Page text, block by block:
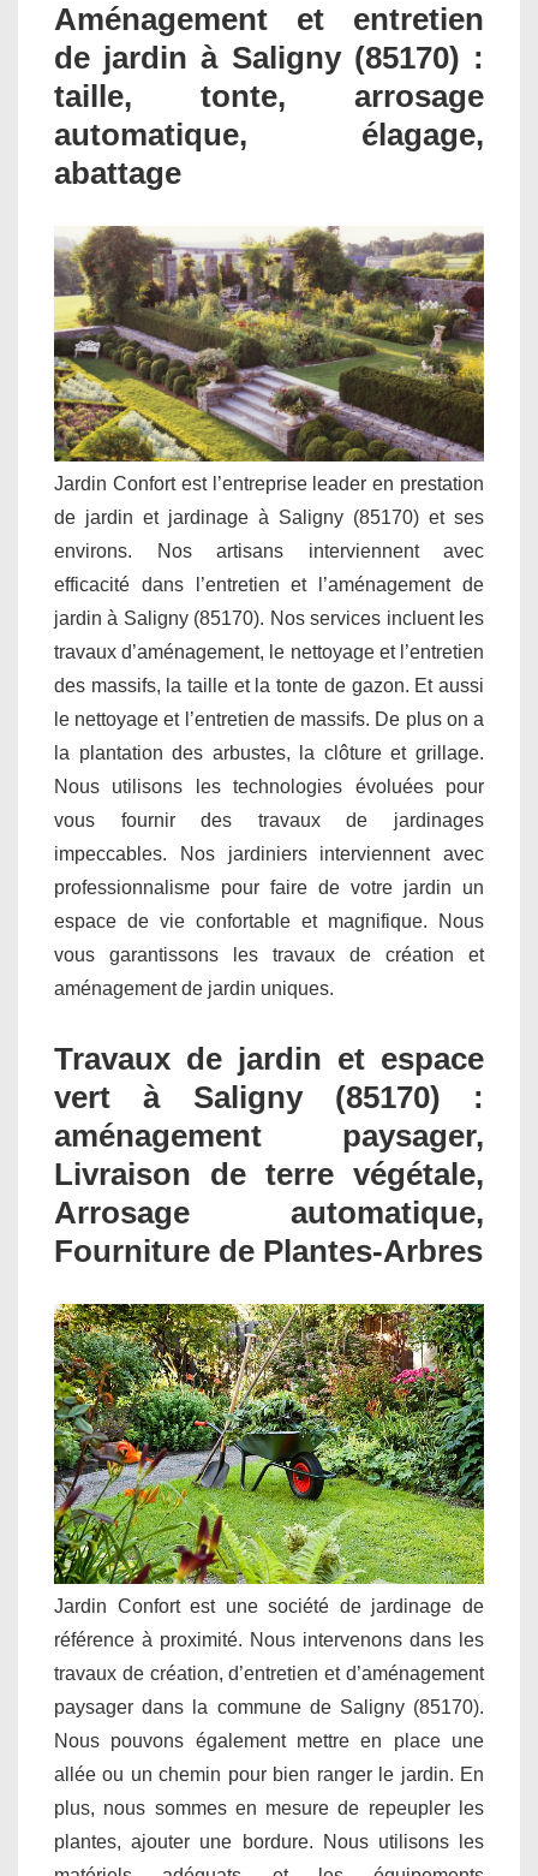
Aménagement et entretien
de jardin à Saligny (85170) :
taille, tonte, arrosage
automatique, élagage,
abattage
Jardin Confort est l’entreprise leader en prestation
de jardin et jardinage à Saligny (85170) et ses
environs. Nos artisans interviennent avec
efficacité dans l’entretien et l’aménagement de
jardin à Saligny (85170). Nos services incluent les
travaux d’aménagement, le nettoyage et l’entretien
des massifs, la taille et la tonte de gazon. Et aussi
le nettoyage et l’entretien de massifs. De plus on a
la plantation des arbustes, la clôture et grillage.
Nous utilisons les technologies évoluées pour
vous fournir des travaux de jardinages
impeccables. Nos jardiniers interviennent avec
professionnalisme pour faire de votre jardin un
espace de vie confortable et magnifique. Nous
vous garantissons les travaux de création et
aménagement de jardin uniques.
Travaux de jardin et espace
vert à Saligny (85170) :
aménagement paysager,
Livraison de terre végétale,
Arrosage automatique,
Fourniture de Plantes-Arbres
Jardin Confort est une société de jardinage de
référence à proximité. Nous intervenons dans les
travaux de création, d’entretien et d’aménagement
paysager dans la commune de Saligny (85170).
Nous pouvons également mettre en place une
allée ou un chemin pour bien ranger le jardin. En
plus, nous sommes en mesure de repeupler les
plantes, ajouter une bordure. Nous utilisons les